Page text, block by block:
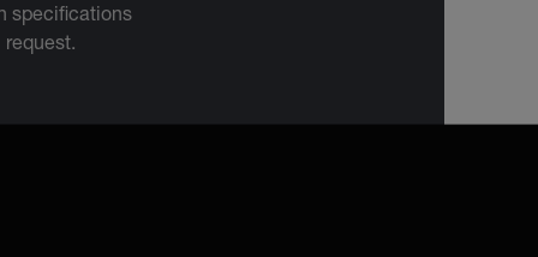
specifications